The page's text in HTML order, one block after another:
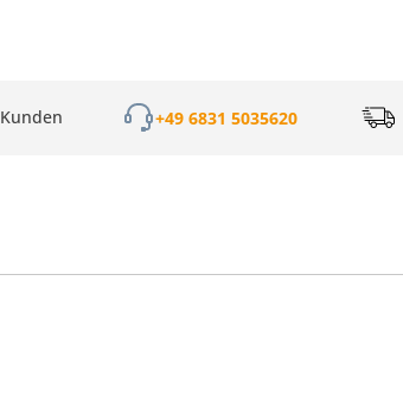
+49 6831 5035620